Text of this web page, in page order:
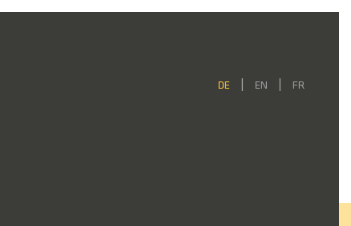
DE EN FR